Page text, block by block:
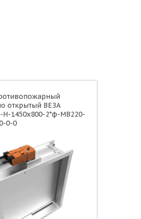
открытый ВЕЗА
1450x800-2*ф-МВ220-
0-0